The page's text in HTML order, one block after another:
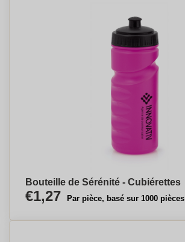
Bouteille de Sérénité - Cubiérettes
€1,27 Par pièce, basé sur 1000 pièces